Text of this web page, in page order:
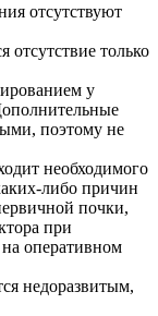
отсутствуют
только
у
поэтому не
необходимого
либо причин
почки,
при
оперативном
недоразвитым,